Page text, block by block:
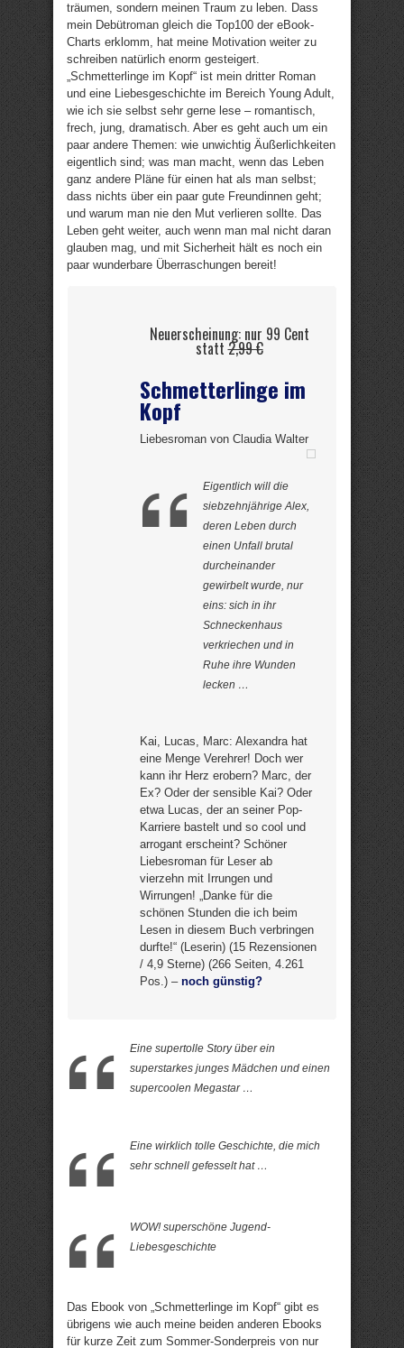
träumen, sondern meinen Traum zu leben. Dass
mein Debütroman gleich die Top100 der eBook-
Charts erklomm, hat meine Motivation weiter zu
schreiben natürlich enorm gesteigert.
„Schmetterlinge im Kopf“ ist mein dritter Roman
und eine Liebesgeschichte im Bereich Young Adult,
wie ich sie selbst sehr gerne lese – romantisch,
frech, jung, dramatisch. Aber es geht auch um ein
paar andere Themen: wie unwichtig Äußerlichkeiten
eigentlich sind; was man macht, wenn das Leben
ganz andere Pläne für einen hat als man selbst;
dass nichts über ein paar gute Freundinnen geht;
und warum man nie den Mut verlieren sollte. Das
Leben geht weiter, auch wenn man mal nicht daran
glauben mag, und mit Sicherheit hält es noch ein
paar wunderbare Überraschungen bereit!
Neuerscheinung: nur 99 Cent
statt2,99 €
Schmetterlinge im
Kopf
Liebesroman von Claudia Walter
Eigentlich will die
siebzehnjährige Alex,
deren Leben durch
einen Unfall brutal
durcheinander
gewirbelt wurde, nur
eins: sich in ihr
Schneckenhaus
verkriechen und in
Ruhe ihre Wunden
lecken …
Kai, Lucas, Marc: Alexandra hat
eine Menge Verehrer! Doch wer
kann ihr Herz erobern? Marc, der
Ex? Oder der sensible Kai? Oder
etwa Lucas, der an seiner Pop-
Karriere bastelt und so cool und
arrogant erscheint? Schöner
Liebesroman für Leser ab
vierzehn mit Irrungen und
Wirrungen! „Danke für die
schönen Stunden die ich beim
Lesen in diesem Buch verbringen
durfte!“ (Leserin) (15 Rezensionen
/ 4,9 Sterne) (266 Seiten, 4.261
Pos.) – noch günstig?
Eine supertolle Story über ein
superstarkes junges Mädchen und einen
supercoolen Megastar …
Eine wirklich tolle Geschichte, die mich
sehr schnell gefesselt hat …
WOW! superschöne Jugend-
Liebesgeschichte
Das Ebook von „Schmetterlinge im Kopf“ gibt es
übrigens wie auch meine beiden anderen Ebooks
für kurze Zeit zum Sommer-Sonderpreis von nur